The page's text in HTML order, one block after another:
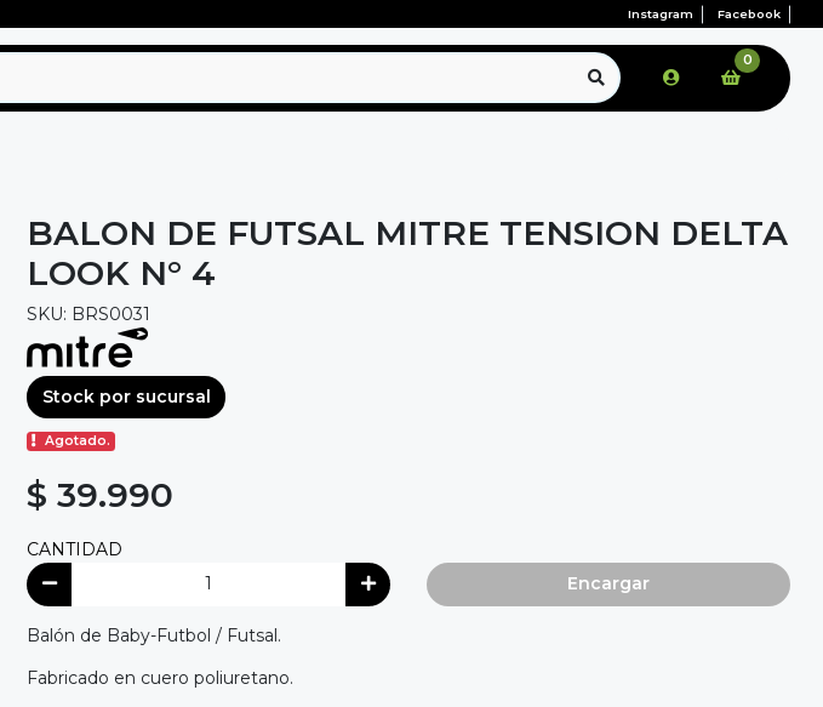
Instagram Facebook
0
BALON DE FUTSAL MITRE TENSION DELTA
LOOK N° 4
SKU: BRS0031
Stock por sucursal
Agotado.
$ 39.990
CANTIDAD
Encargar
Balón de Baby-Futbol / Futsal.
Fabricado en cuero poliuretano.